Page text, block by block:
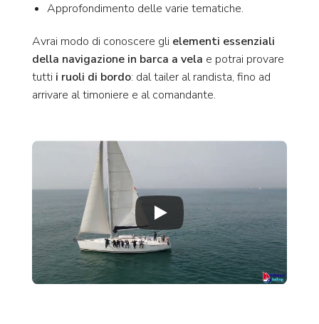
Approfondimento delle varie tematiche.
Avrai modo di conoscere gli elementi essenziali
della navigazione in barca a vela e potrai provare
tutti i ruoli di bordo: dal tailer al randista, fino ad
arrivare al timoniere e al comandante.